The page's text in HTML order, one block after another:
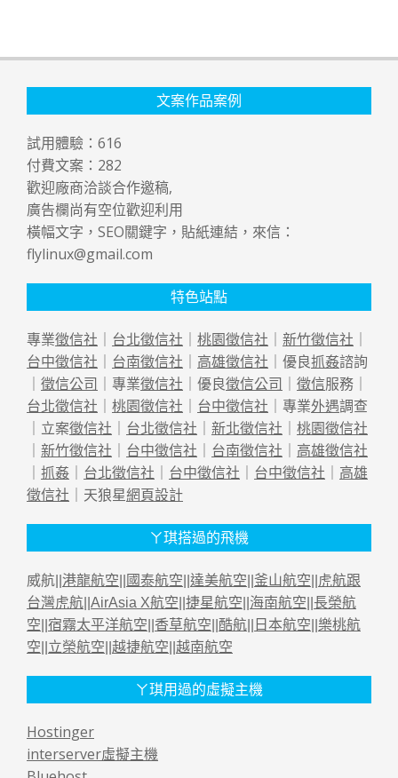
文案作品案例
試用體驗： 616
付費文案： 282
歡迎廠商洽談合作邀稿,
廣告欄尚有空位歡迎利用
橫幅文字，SEO關鍵字，貼紙連結，來信：
flylinux@gmail.com
特色站點
專業徵信社 ｜ 台北徵信社 ｜ 桃園徵信社 ｜ 新竹徵信社 ｜
台中徵信社 ｜ 台南徵信社 ｜ 高雄徵信社 ｜優良抓姦諮詢
｜ 徵信公司 ｜專業徵信社 ｜優良徵信公司 ｜ 徵信服務｜
台北徵信社 ｜ 桃園徵信社 ｜ 台中徵信社 ｜專業外遇調查
｜立案徵信社 ｜ 台北徵信社 ｜ 新北徵信社 ｜ 桃園徵信社
｜ 新竹徵信社 ｜ 台中徵信社 ｜ 台南徵信社 ｜ 高雄徵信社
｜ 抓姦 ｜ 台北徵信社 ｜ 台中徵信社 ｜ 台中徵信社 ｜ 高雄
徵信社 ｜天狼星網頁設計
ㄚ琪搭過的飛機
威航|| 港龍航空 國泰航空 達美航空 釜山航空
虎航跟
台灣虎航 AirAsia X航空 捷星航空 海南航空 長榮航
空 宿霧太平洋航空 香草航空 酷航 日本航空 樂桃航
空 立榮航空 越捷航空 越南航空
ㄚ琪用過的虛擬主機
Hostinger
interserver虛擬主機